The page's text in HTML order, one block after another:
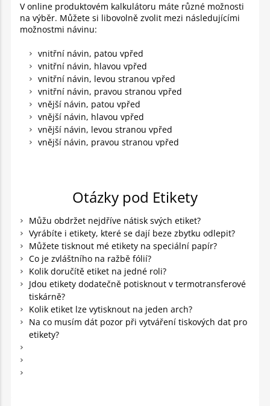
V online produktovém kalkulátoru máte různé možnosti
na výběr. Můžete si libovolně zvolit mezi následujícími
možnostmi návinu:
vnitřní návin, patou vpřed
vnitřní návin, hlavou vpřed
vnitřní návin, levou stranou vpřed
vnitřní návin, pravou stranou vpřed
vnější návin, patou vpřed
vnější návin, hlavou vpřed
vnější návin, levou stranou vpřed
vnější návin, pravou stranou vpřed
Otázky pod Etikety
Můžu obdržet nejdříve nátisk svých etiket?
Vyrábíte i etikety, které se dají beze zbytku odlepit?
Můžete tisknout mé etikety na speciální papír?
Co je zvláštního na ražbě fólií?
Kolik doručítě etiket na jedné roli?
Jdou etikety dodatečně potisknout v termotransferové
tiskárně?
Kolik etiket lze vytisknout na jeden arch?
Na co musím dát pozor při vytváření tiskových dat pro
etikety?